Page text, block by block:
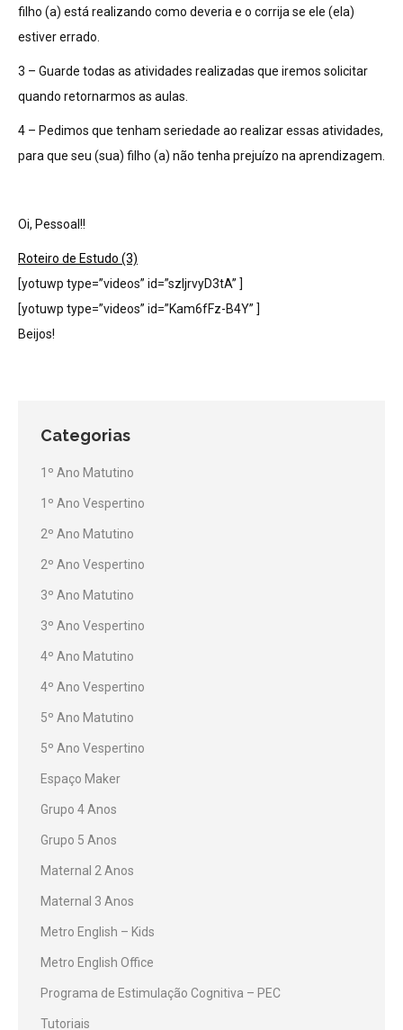
filho (a) está realizando como deveria e o corrija se ele (ela)
estiver errado.
3 – Guarde todas as atividades realizadas que iremos solicitar
quando retornarmos as aulas.
4 – Pedimos que tenham seriedade ao realizar essas atividades,
para que seu (sua) filho (a) não tenha prejuízo na aprendizagem.
Oi, Pessoal!!
Roteiro de Estudo (3)
[yotuwp type=”videos” id=”szIjrvyD3tA” ]
[yotuwp type=”videos” id=”Kam6fFz-B4Y” ]
Beijos!
Categorias
1º Ano Matutino
1º Ano Vespertino
2º Ano Matutino
2º Ano Vespertino
3º Ano Matutino
3º Ano Vespertino
4º Ano Matutino
4º Ano Vespertino
5º Ano Matutino
5º Ano Vespertino
Espaço Maker
Grupo 4 Anos
Grupo 5 Anos
Maternal 2 Anos
Maternal 3 Anos
Metro English – Kids
Metro English Office
Programa de Estimulação Cognitiva – PEC
Tutoriais